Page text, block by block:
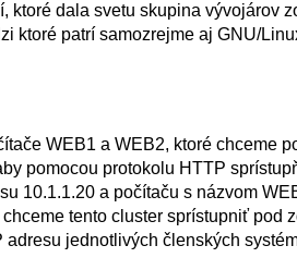
ktoré dala svetu skupina vývojárov
ktoré patrí samozrejme aj GNU/
WEB1 a WEB2, ktoré chceme
pomocou protokolu HTTP
10.1.1.20 a počítaču s názvom
tento cluster sprístupniť pod
jednotlivých členských